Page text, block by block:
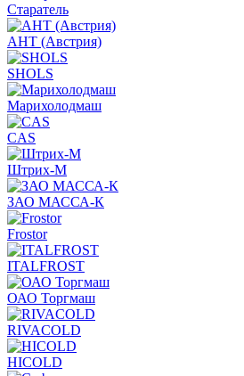
Старатель
АНТ (Австрия)
SHOLS
Марихолодмаш
CAS
Штрих-М
ЗАО МАССА-К
Frostor
ITALFROST
ОАО Торгмаш
RIVACOLD
HICOLD